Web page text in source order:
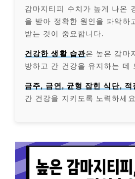
감마지티피 수치가 높게 나온
을 받아 정확한 원인을 파악하
받는 것이 중요합니다.
건강한 생활 습관은 높은 감마
방하고 간 건강을 유지하는 데
금주, 금연, 균형 잡힌 식단, 적
간 건강을 지키도록 노력하세